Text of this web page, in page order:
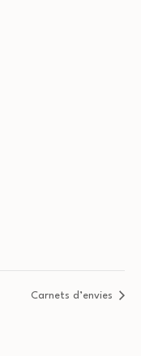
Carnets d’envies